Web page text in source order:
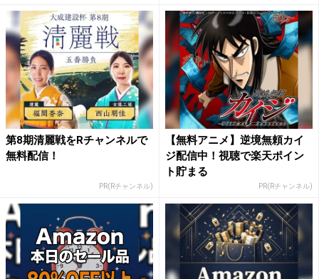
第8期清麗戦をRチャンネルで
無料配信！
PR(Rチャンネル)
【無料アニメ】逆境無頼カイ
ジ配信中！視聴で楽天ポイン
ト貯まる
PR(Rチャンネル)